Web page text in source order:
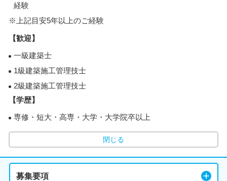
経験
※上記目安5年以上のご経験
【歓迎】
一級建築士
1級建築施工管理技士
2級建築施工管理技士
【学歴】
専修・短大・高専・大学・大学院卒以上
閉じる
募集要項